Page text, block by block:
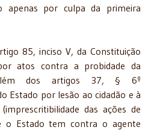
apenas por culpa da primeira
85, inciso V, da Constituição
atos contra a probidade da
além dos artigos 37, § 6º
Estado por lesão ao cidadão e à
das ações de
o Estado tem contra o agente